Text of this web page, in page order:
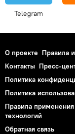
Telegram
О проекте Правила
Контакты Пресс-
Политика
Политика
Правила
технологий
Обратная связь